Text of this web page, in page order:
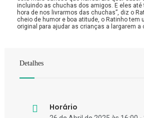
incluindo as chuchas dos amigos. E eles até
hora de nos livrarmos das chuchas”, diz o
cheio de humor e boa atitude, o Ratinho tem
original para ajudar as crianças a largarem a
Detalhes
Horário